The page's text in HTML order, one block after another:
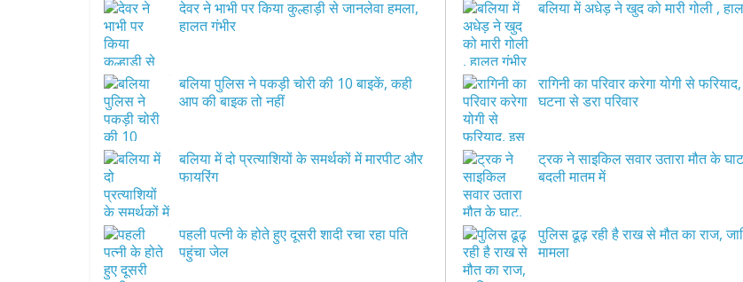
देवर ने भाभी पर किया कुल्हाड़ी से जानलेवा हमला,
हालत गंभीर
बलिया पुलिस ने पकड़ी चोरी की 10 बाइकें, कही
आप की बाइक तो नहीं
बलिया में दो प्रत्याशियों के समर्थकों में मारपीट और
फायरिंग
पहली पत्नी के होते हुए दूसरी शादी रचा रहा पति
पहुंचा जेल
बलिया में अधेड़ ने खुद को मारी गोली ,
रागिनी का परिवार करेगा योगी से
घटना से डरा परिवार
ट्रक ने साइकिल सवार उतारा मौत के
बदली मातम में
पुलिस ढूढ़ रही है राख से मौत का राज,
मामला